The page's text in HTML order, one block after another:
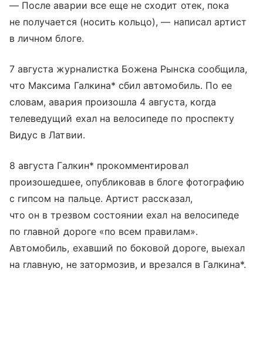
— После аварии все еще не сходит отек, пока
не получается (носить кольцо), — написал артист
в личном блоге.
7 августа журналистка Божена Рынска сообщила,
что Максима Галкина* сбил автомобиль. По ее
словам, авария произошла 4 августа, когда
телеведущий ехал на велосипеде по проспекту
Видус в Латвии.
8 августа Галкин* прокомментировал
произошедшее, опубликовав в блоге фотографию
с гипсом на пальце. Артист рассказал,
что он в трезвом состоянии ехал на велосипеде
по главной дороге «по всем правилам».
Автомобиль, ехавший по боковой дороге, выехал
на главную, не затормозив, и врезался в Галкина*.